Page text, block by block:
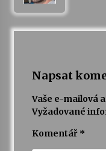
Želiv
Petr
Napsat
Vaše e-mailová
Vyžadované
Komentář *